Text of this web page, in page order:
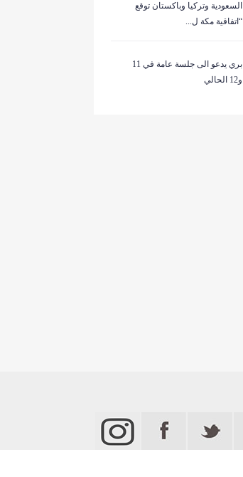
السعودية وتركيا وباكستان توقع
“اتفاقية مكة ل...
بري يدعو الى جلسة عامة في 11
و12 الحالي